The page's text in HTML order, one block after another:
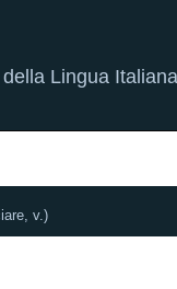
Lingua
v.)